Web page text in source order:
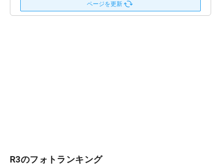
ページを更新
R3のフォトランキング